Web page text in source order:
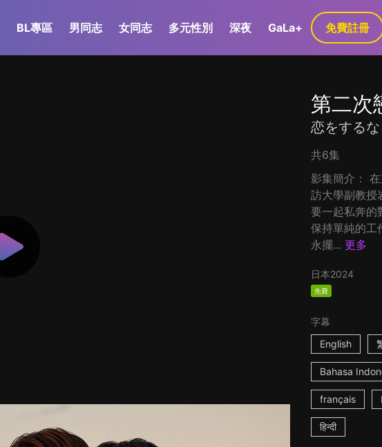
BL專區 男同志 女同志 多元性別 深夜 GaLa+ 免費註冊
第二次
恋をする
共6集
影集簡介：
訪大學副教授
要一起私奔的
保持單純的工
永擺... 更多
日本2024
免費
字幕
English
Bahasa
français
हिन्दी